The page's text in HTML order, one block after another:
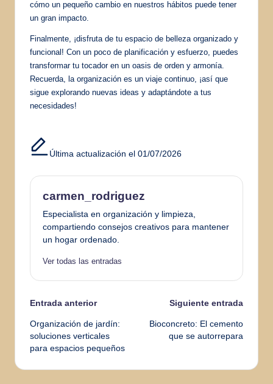
cómo un pequeño cambio en nuestros hábitos puede tener
un gran impacto.
Finalmente, ¡disfruta de tu espacio de belleza organizado y
funcional! Con un poco de planificación y esfuerzo, puedes
transformar tu tocador en un oasis de orden y armonía.
Recuerda, la organización es un viaje continuo, ¡así que
sigue explorando nuevas ideas y adaptándote a tus
necesidades!
Última actualización el 01/07/2026
carmen_rodriguez
Especialista en organización y limpieza,
compartiendo consejos creativos para mantener
un hogar ordenado.
Ver todas las entradas
Navegación
de
entradas
Entrada anterior
Organización de jardín:
soluciones verticales
para espacios pequeños
Siguiente entrada
Bioconcreto: El cemento
que se autorrepara